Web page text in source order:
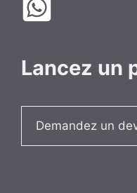
Lancez un
Demandez un